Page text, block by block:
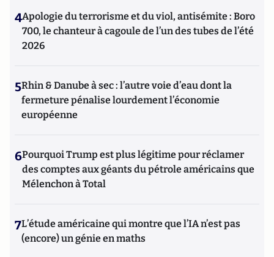
4Apologie du terrorisme et du viol, antisémite : Boro
700, le chanteur à cagoule de l’un des tubes de l’été
2026
5Rhin & Danube à sec : l’autre voie d’eau dont la
fermeture pénalise lourdement l’économie
européenne
6Pourquoi Trump est plus légitime pour réclamer
des comptes aux géants du pétrole américains que
Mélenchon à Total
7L’étude américaine qui montre que l’IA n’est pas
(encore) un génie en maths